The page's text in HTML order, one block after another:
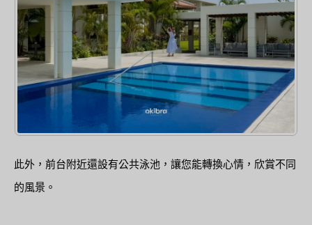
此外，前台附近還設有公共泳池，讓您能轉換心情，欣賞不同
的風景。